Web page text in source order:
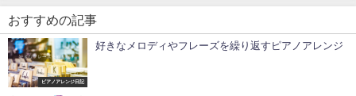
おすすめの記事
ピアノアレンジ日記
好きなメロディやフレーズを繰り返すピアノアレンジ